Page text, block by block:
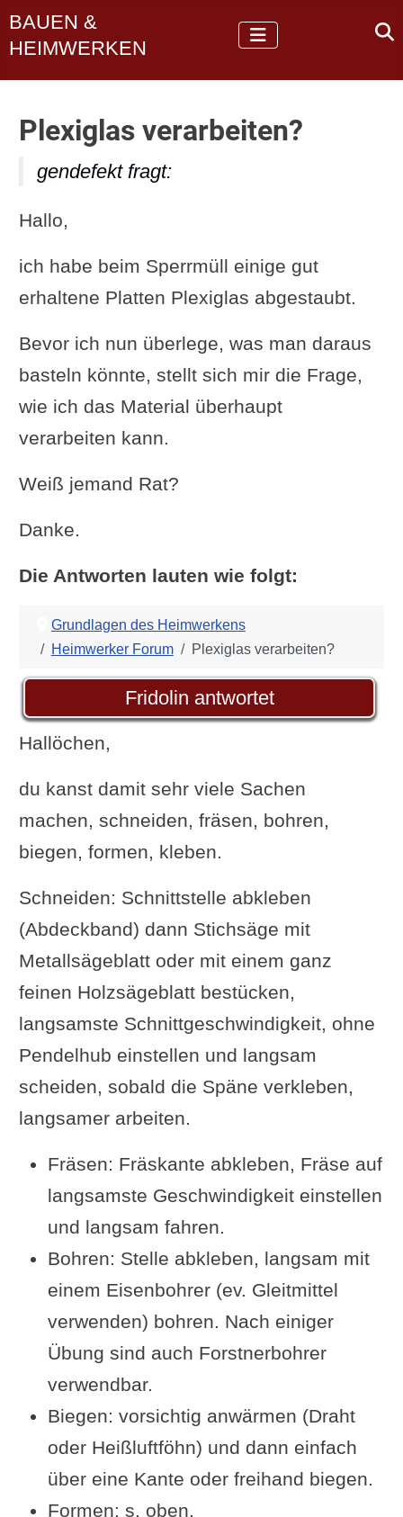
BAUEN &
HEIMWERKEN
Plexiglas verarbeiten?
gendefekt fragt:
Hallo,
ich habe beim Sperrmüll einige gut
erhaltene Platten Plexiglas abgestaubt.
Bevor ich nun überlege, was man daraus
basteln könnte, stellt sich mir die Frage,
wie ich das Material überhaupt
verarbeiten kann.
Weiß jemand Rat?
Danke.
Die Antworten lauten wie folgt:
Grundlagen des Heimwerkens
Heimwerker Forum
Plexiglas verarbeiten?
Fridolin antwortet
Hallöchen,
du kanst damit sehr viele Sachen
machen, schneiden, fräsen, bohren,
biegen, formen, kleben.
Schneiden: Schnittstelle abkleben
(Abdeckband) dann Stichsäge mit
Metallsägeblatt oder mit einem ganz
feinen Holzsägeblatt bestücken,
langsamste Schnittgeschwindigkeit, ohne
Pendelhub einstellen und langsam
scheiden, sobald die Späne verkleben,
langsamer arbeiten.
Fräsen: Fräskante abkleben, Fräse auf
langsamste Geschwindigkeit einstellen
und langsam fahren.
Bohren: Stelle abkleben, langsam mit
einem Eisenbohrer (ev. Gleitmittel
verwenden) bohren. Nach einiger
Übung sind auch Forstnerbohrer
verwendbar.
Biegen: vorsichtig anwärmen (Draht
oder Heißluftföhn) und dann einfach
über eine Kante oder freihand biegen.
Formen: s. oben.